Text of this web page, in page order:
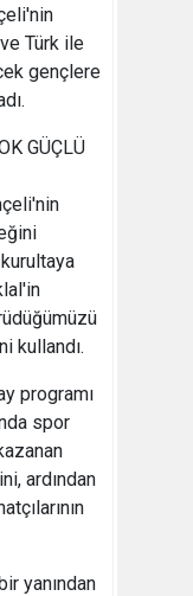
Türk ile
gençlere
GÜÇLÜ
kullandı.
programı
spor
ardından
yanından